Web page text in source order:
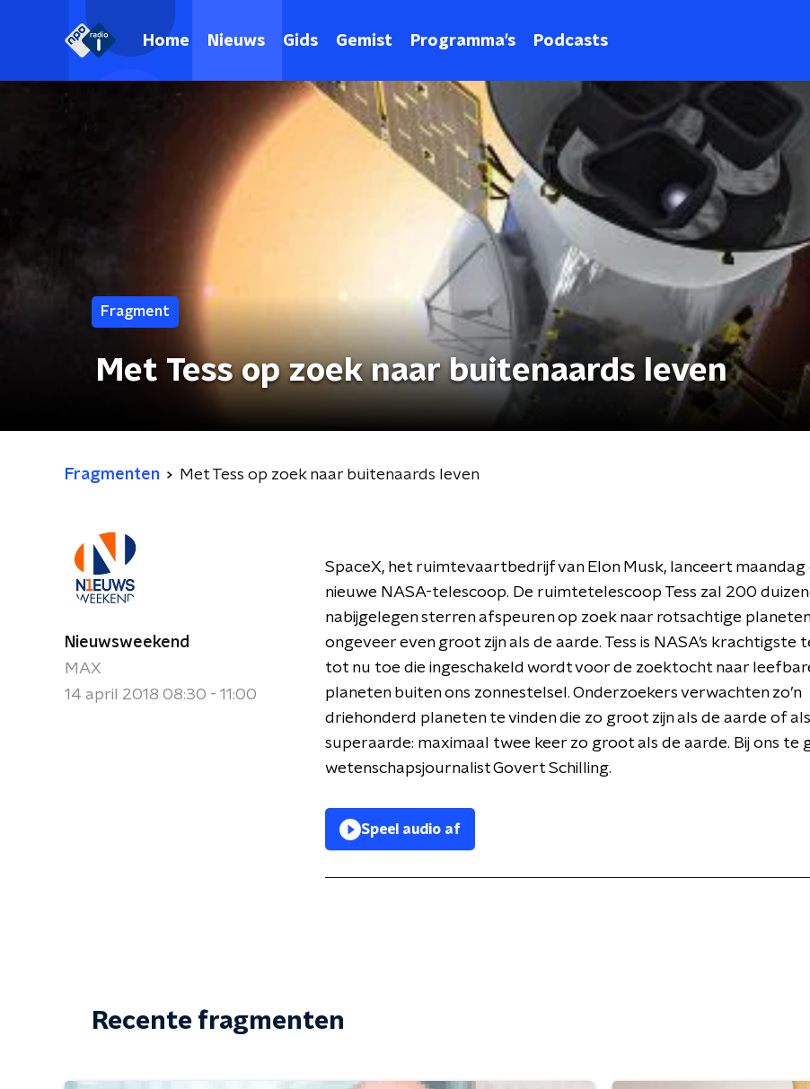
Home Nieuws Gids Gemist Programma's Podcasts
Fragment
Met Tess op zoek naar buitenaards leven
Fragmenten Met Tess op zoek naar buitenaards leven
Nieuwsweekend
MAX
14 april 2018 08:30 - 11:00
SpaceX, het ruimtevaartbedrijf van Elon Musk, lanceert maandag
nieuwe NASA-telescoop. De ruimtetelescoop Tess zal 200
nabijgelegen sterren afspeuren op zoek naar rotsachtige
ongeveer even groot zijn als de aarde. Tess is NASA’s krachtigste
tot nu toe die ingeschakeld wordt voor de zoektocht naar
planeten buiten ons zonnestelsel. Onderzoekers verwachten zo’n
driehonderd planeten te vinden die zo groot zijn als de aarde of
superaarde: maximaal twee keer zo groot als de aarde. Bij ons te
wetenschapsjournalist Govert Schilling.
Speel audio af
Recente fragmenten